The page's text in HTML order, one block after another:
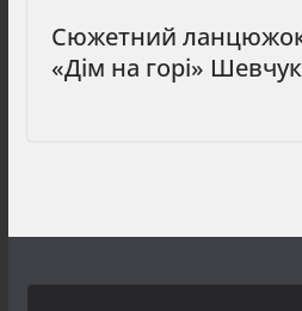
Сюжетний
«Дім на горі» Шевчук